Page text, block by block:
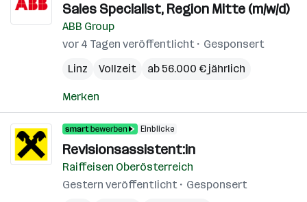
Sales Specialist, Region Mitte (m/w/d)
ABB Group
vor 4 Tagen veröffentlicht
Gesponsert
Linz
Vollzeit ab 56.000 € jährlich
Merken
Einblicke
Revisionsassistent:in
Raiffeisen Oberösterreich
Gestern veröffentlicht
Gesponsert